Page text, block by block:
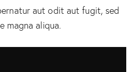
aut odit aut fugit, sed
magna aliqua.